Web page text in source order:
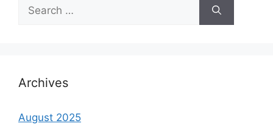
for:
Archives
August 2025